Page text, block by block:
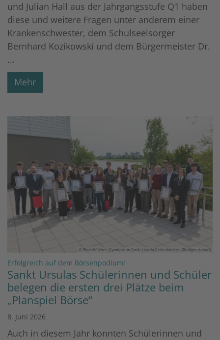
und Julian Hall aus der Jahrgangsstufe Q1 haben
diese und weitere Fragen unter anderem einer
Krankenschwester, dem Schulseelsorger
Bernhard Kozikowski und dem Bürgermeister Dr.
...
Mehr
© Bischöfliches Gymnasium Sankt Ursula Geilenkirchen (Rüdiger Anlauf)
Erfolgreich auf dem Börsenpodium!
Sankt Ursulas Schülerinnen und Schüler
belegen die ersten drei Plätze beim
„Planspiel Börse“
8. Juni 2026
Auch in diesem Jahr konnten Schülerinnen und